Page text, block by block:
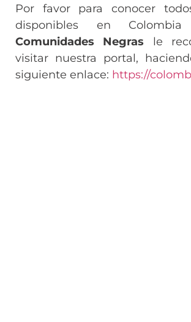
Por favor para conocer
disponibles en
Comunidades Negras le
visitar nuestra portal,
siguiente enlace: https://